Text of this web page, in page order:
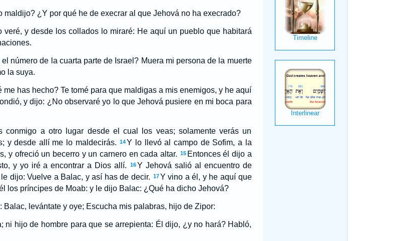
¿Y por qué he de execrar al que Jehová no ha execrado?
veré, y desde los collados lo miraré: He aquí un pueblo que habitará
número de la cuarta parte de Israel? Muera mi persona de la muerte
la suya.
has hecho? Te tomé para que maldigas a mis enemigos, y he aquí
y dijo: ¿No observaré yo lo que Jehová pusiere en mi boca para
conmigo a otro lugar desde el cual los veas; solamente verás un
y desde allí me lo maldecirás.
14 Y lo llevó al campo de Sofim, a la
y ofreció un becerro y un carnero en cada altar. 15 Entonces él dijo a
y yo iré a encontrar a Dios allí.
16Y Jehová salió al encuentro de
dijo: Vuelve a Balac, y así has de decir. 17 Y vino a él, y he aquí que
los príncipes de Moab: y le dijo Balac: ¿Qué ha dicho Jehová?
Balac, levántate y oye; Escucha mis palabras, hijo de Zipor:
ni hijo de hombre para que se arrepienta: Él dijo, ¿y no hará? Habló,